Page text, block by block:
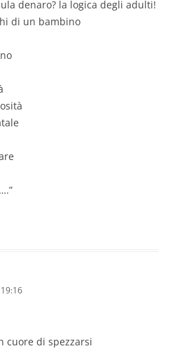
denaro? la logica degli adulti!
di un bambino
cuore di spezzarsi